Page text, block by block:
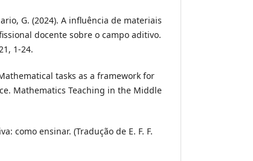
G. (2024). A influência de materiais
docente sobre o campo aditivo.
1-24.
tasks as a framework for
Mathematics Teaching in the Middle
como ensinar. (Tradução de E. F. F.